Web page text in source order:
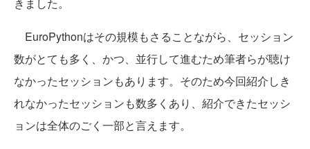
EuroPythonはその規模もさることながら、セッション
数がとても多く、かつ、並行して進むため筆者らが聴け
なかったセッションもあります。そのため今回紹介しき
れなかったセッションも数多くあり、紹介できたセッシ
ョンは全体のごく一部と言えます。